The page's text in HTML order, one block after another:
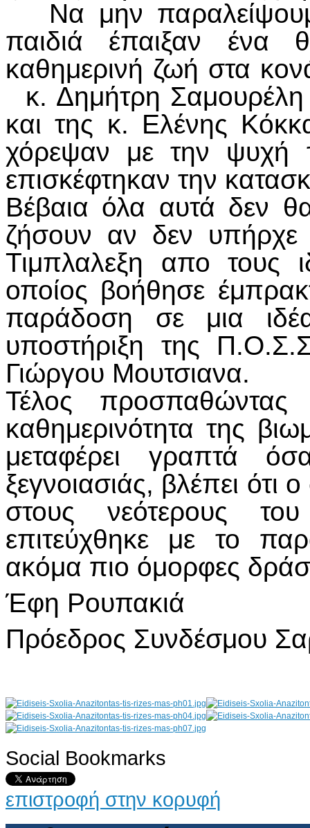
Να μην
παιδιά έπαιξαν ένα
καθημερινή ζωή στα
κ. Δημήτρη Σαμουρέλη
και της κ. Ελένης
χόρεψαν με την ψυχή
επισκέφτηκαν την
Βέβαια όλα αυτά δεν
ζήσουν αν δεν υπήρχε
Τιμπλαλεξη απο τους
οποίος βοήθησε
παράδοση σε μια
υποστήριξη της
Γιώργου Μουτσιανα.
Τέλος προσπαθώντας
καθημερινότητα της
μεταφέρει γραπτά
ξεγνοιασιάς, βλέπει
στους νεότερους του
επιτεύχθηκε με το
ακόμα πιο όμορφες
Έφη Ρουπακιά
Πρόεδρος Συνδέσμου
AdmirorGallery 4.5.0, author/s Vasiljevski& Kekeljevic
Social Bookmarks
επιστροφή στην κορυφή